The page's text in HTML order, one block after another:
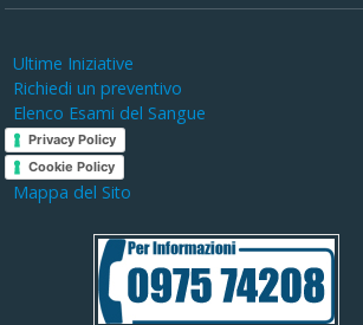
Ultime Iniziative
Richiedi un preventivo
Elenco Esami del Sangue
Privacy Policy
Cookie Policy
Mappa del Sito